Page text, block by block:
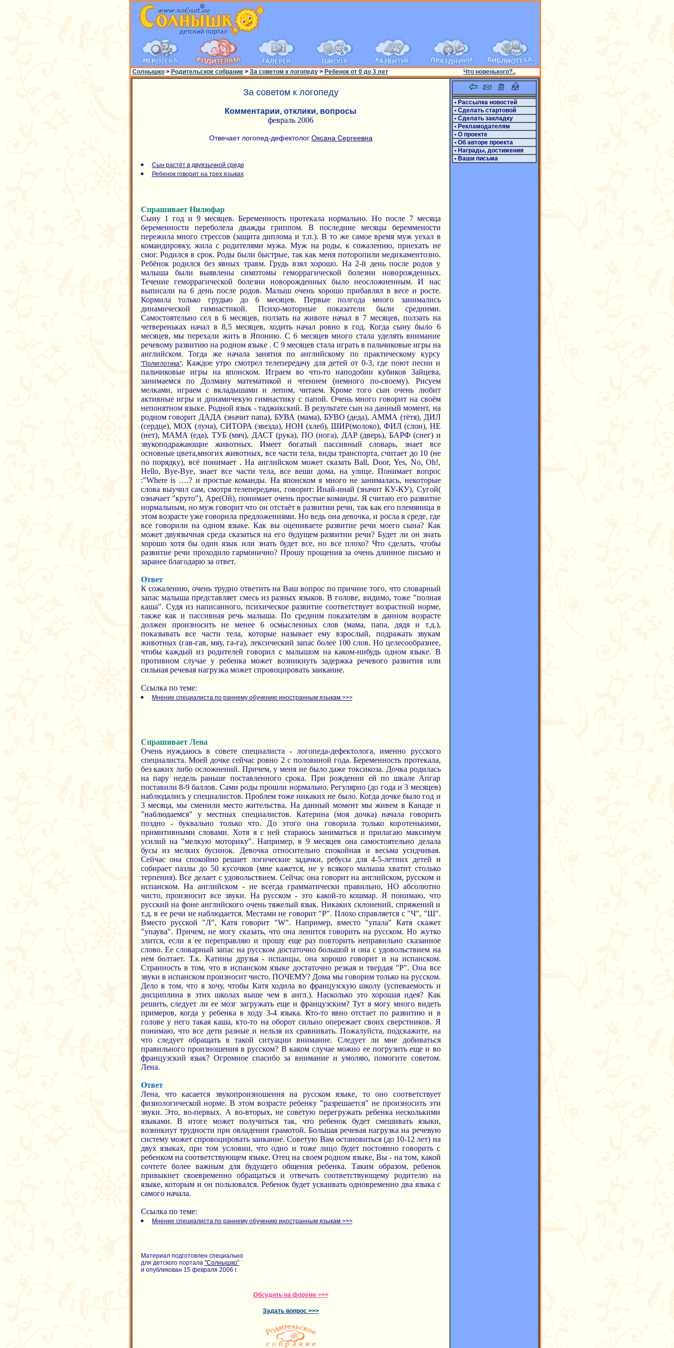
Солнышко> Родительское собрание> За советом к логопеду> Ребенок от 0 до 3 лет Что новенького?..
За советом к логопеду
Комментарии, отклики, вопросы
февраль 2006
Отвечает логопед-дефектолог Оксана Сергеевна
Сын растёт в двуязычной среде
Ребенок говорит на трех языках
Спрашивает Нилюфар
Сыну 1 год и 9 месяцев. Беременность протекала нормально. Но после 7 месяца
беременности переболела дважды гриппом. В последние месяцы береммености
пережила много стрессов (защита диплома и т.п.). В то же самое время муж уехал в
командировку, жила с родителями мужа. Муж на роды, к сожалению, приехать не
смог. Родился в срок. Роды были быстрые, так как меня поторопили медикаментозно.
Ребёнок родился без явных травм. Грудь взял хорошо. На 2-й день после родов у
малыша были выявлены симптомы геморрагической болезни новорожденных.
Течение геморрагической болезни новорожденных было неосложненным. И нас
выписали на 6 день после родов. Малыш очень хорошо прибавлял в весе и росте.
Кормила только грудью до 6 месяцев. Первые полгода много занимались
динамической гимнастикой. Психо-моторные показатели были средними.
Самостоятельно сел в 6 месяцев, ползать на животе начал в 7 месяцев, ползать на
четвереньках начал в 8,5 месяцев, ходить начал ровно в год. Когда сыну было 6
месяцев, мы перехали жить в Японию. С 6 месяцев много стала уделять внимание
речевому развитию на родном языке . С 9 месяцев стала играть в пальчиковые игры на
английском. Тогда же начала занятия по английскому по практическому курсу
"Полиглотика". Каждое утро смотрел телепередачу для детей от 0-3, где поют песни и
пальчиковые игры на японском. Играем во что-то наподобии кубиков Зайцева,
занимаемся по Долману математикой и чтением (немного по-своему). Рисуем
мелками, играем с вкладышами и лепим, читаем. Кроме того сын очень любит
активные игры и динамичекую гимнастику с папой. Очень много говорит на своём
непонятном языке. Родной язык - таджикский. В результате сын на данный момент, на
родном говорит ДАДА (значит папа), БУВА (мама), БУВО (деда), АММА (тётя), ДИЛ
(сердце), МОХ (луна), СИТОРА (звезда), НОН (хлеб), ШИР(молоко), ФИЛ (слон), НЕ
(нет), МАМА (еда), ТУБ (мяч), ДАСТ (рука), ПО (нога), ДАР (дверь), БАРФ (снег) и
звукоподражающие животных. Имеет богатый пассивный словарь, знает все
основные цвета,многих животных, все части тела, виды транспорта, считает до 10 (не
по порядку), всё понимает . На английском может сказать Ball, Door, Yes, No, Oh!,
Неllo, Вye-Вye, знает все части тела, все веши дома, на улице. Понимает вопрос
:"Where is ….? и простые команды. На японском я много не занималась, некоторые
слова выучил сам, смотря телепередачи, говорит: Инай-инай (значит КУ-КУ), Сугой(
означает "круто"), Аре(Ой), понимает очень простые команды. Я считаю его развитие
нормальным, но муж говорит что он отстаёт в развитии речи, так как его племяница в
этом возрасте уже говорила предложениями. Но ведь она девочка, и росла в среде, где
все говорили на одном языке. Как вы оцениваете развитие речи моего сына? Как
может двуязычная среда сказаться на его будущем развитии речи? Будет ли он знать
хорошо хотя бы один язык или знать будет все, но все плохо? Что сделать, чтобы
развитие речи проходило гармонично? Прошу прощения за очень длинное письмо и
заранее благодарю за ответ.
Ответ
К сожалению, очень трудно ответить на Ваш вопрос по причине того, что словарный
запас малыша представляет смесь из разных языков. В голове, видимо, тоже "полная
каша". Судя из написанного, психическое развитие соответствует возрастной норме,
также как и пассивная речь малыша. По средним показателям в данном возрасте
должен произносить не менее 6 осмысленных слов (мама, папа, дядя и т.д.),
показывать все части тела, которые называет ему взрослый, подражать звукам
животных (гав-гав, мяу, га-га), лексический запас более 100 слов. Но целесообразнее,
чтобы каждый из родителей говорил с малышом на каком-нибудь одном языке. В
противном случае у ребенка может возникнуть задержка речевого развития или
сильная речевая нагрузка может спровоцировать заикание.
Ссылка по теме:
Мнение специалиста по раннему обучению иностранным языкам >>>
Спрашивает Лена
Очень нуждаюсь в совете специалиста - логопеда-дефектолога, именно русского
специалиста. Моей дочке сейчас ровно 2 с половиной года. Беременность протекала,
без каких либо осложнений. Причем, у меня не было даже токсикоза. Дочка родилась
на пару недель раньше поставленного срока. При рождении ей по шкале Апгар
поставили 8-9 баллов. Сами роды прошли нормально. Регулярно (до года и 3 месяцев)
наблюдались у специалистов. Проблем тоже никаких не было. Когда дочке было год и
3 месяца, мы сменили место жительства. На данный момент мы живем в Канаде и
"наблюдаемся" у местных специалистов. Катерина (моя дочка) начала говорить
поздно - буквально только что. До этого она говорила только коротенькими,
примитивными словами. Хотя я с ней стараюсь заниматься и прилагаю максимум
усилий на "мелкую моторику". Например, в 9 месяцев она самостоятельно делала
бусы из мелких бусинок. Девочка относительно спокойная и весьма усидчивая.
Сейчас она спокойно решает логические задачки, ребусы для 4-5-летних детей и
собирает пазлы до 50 кусочков (мне кажется, не у всякого малыша хватит столько
терпения). Все делает с удовольствием. Сейчас она говорит на английском, русском и
испанском. На английском - не всегда грамматически правильно, НО абсолютно
чисто, произносит все звуки. На русском - это какой-то кошмар. Я понимаю, что
русский на фоне английского очень тяжелый язык. Никаких склонений, спряжений и
т.д. в ее речи не наблюдается. Местами не говорит "Р". Плохо справляется с "Ч", "Ш".
Вместо русской "Л", Катя говорит "W". Например, вместо "упала" Катя скажет
"упаува". Причем, не могу сказать, что она ленится говорить на русском. Но жутко
злится, если я ее переправляю и прошу еще раз повторить неправильно сказанное
слово. Ее словарный запас на русском достаточно большой и она с удовольствием на
нем болтает. Т.к. Катины друзья - испанцы, она хорошо говорит и на испанском.
Странность в том, что в испанском языке достаточно резкая и твердая "Р". Она все
звуки в испанском произносит чисто. ПОЧЕМУ? Дома мы говорим только на русском.
Дело в том, что я хочу, чтобы Катя ходила во французскую школу (успеваемость и
дисциплина в этих школах выше чем в англ.). Насколько это хорошая идея? Как
решить, следует ли ее мозг загружать еще и французским? Тут я могу много видеть
примеров, когда у ребенка в ходу 3-4 языка. Кто-то явно отстает по развитию и в
голове у него такая каша, кто-то на оборот сильно опережает своих сверстников. Я
понимаю, что все дети разные и нельзя их сравнивать. Пожалуйста, подскажите, на
что следует обращать в такой ситуации внимание. Следует ли мне добиваться
правильного произношения в русском? В каком случае можно ее погрузить еще и во
французский язык? Огромное спасибо за внимание и умоляю, помогите советом.
Лена.
Ответ
Лена, что касается звукопроизношения на русском языке, то оно соответствует
физиологической норме. В этом возрасте ребенку "разрешается" не произносить эти
звуки. Это, во-первых. А во-вторых, не советую перегружать ребенка несколькими
языками. В итоге может получиться так, что ребенок будет смешивать языки,
возникнут трудности при овладении грамотой. Большая речевая нагрузка на речевую
систему может спровоцировать заикание. Советую Вам остановиться (до 10-12 лет) на
двух языках, при том условии, что одно и тоже лицо будет постоянно говорить с
ребенком на соответствующем языке. Отец на своем родном языке, Вы - на том, какой
сочтете более важным для будущего общения ребенка. Таким образом, ребенок
привыкнет своевременно обращаться и отвечать соответствующему родителю на
языке, которым и он пользовался. Ребенок будет усваивать одновременно два языка с
самого начала.
Ссылка по теме:
Мнение специалиста по раннему обучению иностранным языкам >>>
Материал подготовлен специально
для детского портала "Солнышко"
и опубликован 15 февраля 2006 г.
Обсудить на форуме >>>
Задать вопрос >>>
• Рассылка новостей
• Сделать стартовой
• Сделать закладку
• Рекламодателям
• О проекте
• Об авторе проекта
• Награды, достижения
• Ваши письма